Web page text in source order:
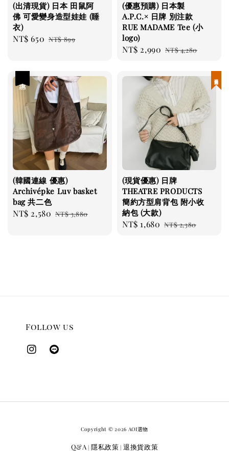
(出清現貨) 日本 田鼠阿
佛 可愛變身造型娃娃 (睡
衣)
Sale
NT$ 650 Regular
NT$ 899
(優惠預購) 日本製
A.P.C.× 日牌 別注款
RUE MADAME Tee (小
logo)
Sale
NT$ 2,990 Regular
NT$ 4,280
(韓國連線 優惠)
Archivépke Luv basket
bag 共二色
Sale
NT$ 2,580 Regular
NT$ 3,880
(現貨優惠) 日牌
THEATRE PRODUCTS
簡約方型肩背包 附小收
納包 (大款)
Sale
NT$ 1,680 Regular
NT$ 2,380
Follow us
Copyright © 2026 AOI選物
Q&A | 隱私政策 | 退換貨政策